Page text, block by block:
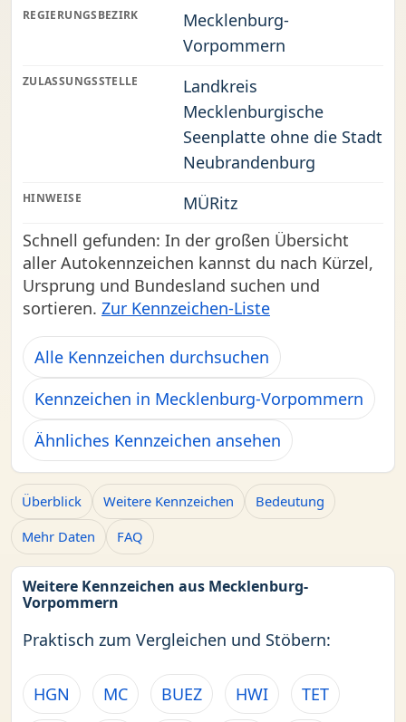
REGIERUNGSBEZIRK
Mecklenburg-
Vorpommern
ZULASSUNGSSTELLE
Landkreis
Mecklenburgische
Seenplatte ohne die Stadt
Neubrandenburg
HINWEISE
MÜRitz
Schnell gefunden: In der großen Übersicht
aller Autokennzeichen kannst du nach Kürzel,
Ursprung und Bundesland suchen und
sortieren. Zur Kennzeichen-Liste
Alle Kennzeichen durchsuchen
Kennzeichen in Mecklenburg-Vorpommern
Ähnliches Kennzeichen ansehen
Überblick Weitere Kennzeichen
Bedeutung
Mehr Daten
FAQ
Weitere Kennzeichen aus Mecklenburg-
Vorpommern
Praktisch zum Vergleichen und Stöbern:
HGN MC BUEZ HWI TET